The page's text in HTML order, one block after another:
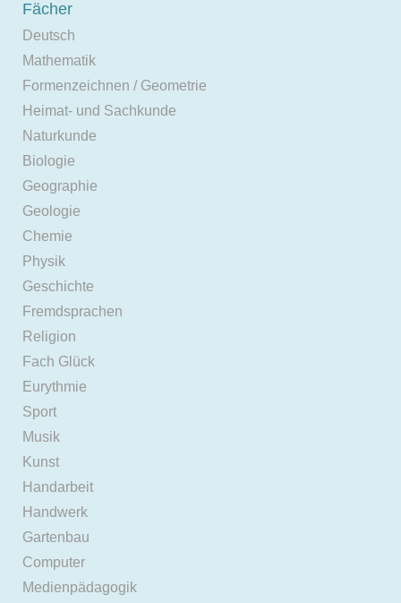
Fächer
Deutsch
Mathematik
Formenzeichnen / Geometrie
Heimat- und Sachkunde
Naturkunde
Biologie
Geographie
Geologie
Chemie
Physik
Geschichte
Fremdsprachen
Religion
Fach Glück
Eurythmie
Sport
Musik
Kunst
Handarbeit
Handwerk
Gartenbau
Computer
Medienpädagogik